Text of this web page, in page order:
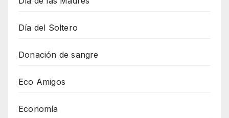
Día del Soltero
Donación de sangre
Eco Amigos
Economía